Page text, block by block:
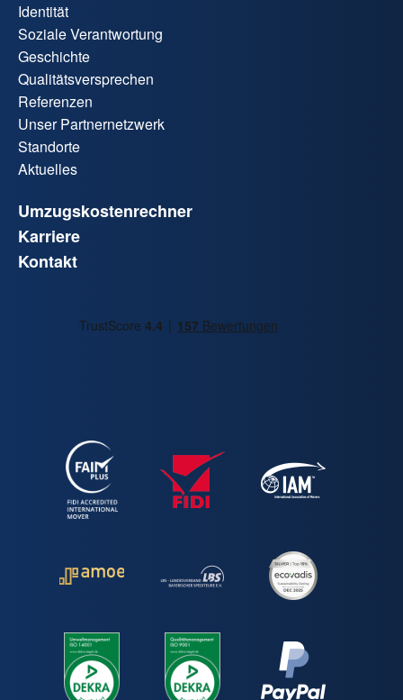
Identität
Soziale Verantwortung
Geschichte
Qualitätsversprechen
Referenzen
Unser Partnernetzwerk
Standorte
Aktuelles
Umzugskostenrechner
Karriere
Kontakt